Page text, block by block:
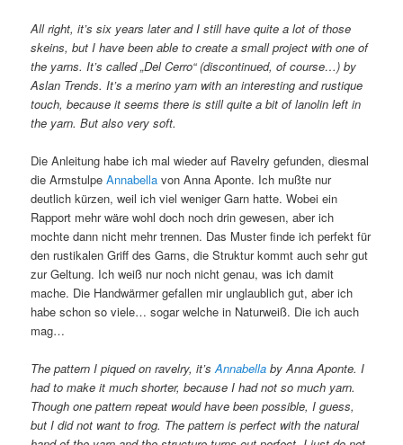
All right, it’s six years later and I still have quite a lot of those
skeins, but I have been able to create a small project with one of
the yarns. It’s called „Del Cerro“ (discontinued, of course…) by
Aslan Trends. It’s a merino yarn with an interesting and rustique
touch, because it seems there is still quite a bit of lanolin left in
the yarn. But also very soft.
Die Anleitung habe ich mal wieder auf Ravelry gefunden, diesmal
die ArmstulpeAnnabella von Anna Aponte. Ich mußte nur
deutlich kürzen, weil ich viel weniger Garn hatte. Wobei ein
Rapport mehr wäre wohl doch noch drin gewesen, aber ich
mochte dann nicht mehr trennen. Das Muster finde ich perfekt für
den rustikalen Griff des Garns, die Struktur kommt auch sehr gut
zur Geltung. Ich weiß nur noch nicht genau, was ich damit
mache. Die Handwärmer gefallen mir unglaublich gut, aber ich
habe schon so viele… sogar welche in Naturweiß. Die ich auch
mag…
The pattern I piqued on ravelry, it’sAnnabella by Anna Aponte. I
had to make it much shorter, because I had not so much yarn.
Though one pattern repeat would have been possible, I guess,
but I did not want to frog. The pattern is perfect with the natural